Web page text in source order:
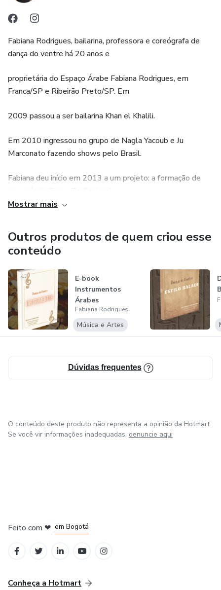
Fabiana Rodrigues, bailarina, professora e coreógrafa de
dança do ventre há 20 anos e
proprietária do Espaço Árabe Fabiana Rodrigues, em
Franca/SP e Ribeirão Preto/SP. Em
2009 passou a ser bailarina Khan el Khalili.
Em 2010 ingressou no grupo de Nagla Yacoub e Ju
Marconato fazendo shows pelo Brasil.
Fabiana deu início em 2013 a um projeto: a formação de
Ganhadora de diversos concursos de categoria profissional,
sendo assim convidada a ser
jurada de renomados eventos.
Fabiana morou no Egito por 7 meses, dançando e
estudando.
Instagram: @fabijrodrigues
Mostrar mais
Outros produtos de quem criou esse
conteúdo
E-book
Instrumentos
Árabes
Fabiana Rodrigues
Música e Artes
Dúvidas frequentes
O conteúdo deste produto não representa a opinião da Hotmart.
Se você vir informações inadequadas, denuncie aqui
Feito com ❤ em Bogotá
Conheça a Hotmart